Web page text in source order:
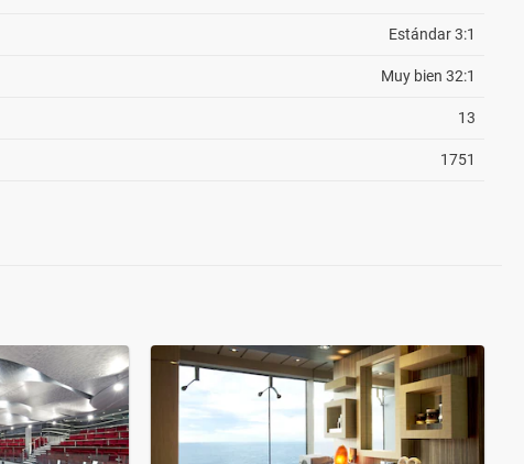
Estándar 3:1
Muy bien 32:1
13
1751